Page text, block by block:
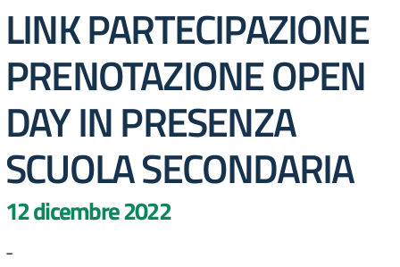
LINK PARTECIPAZIONE
PRENOTAZIONE OPEN
DAY IN PRESENZA
SCUOLA SECONDARIA
12 dicembre 2022
-